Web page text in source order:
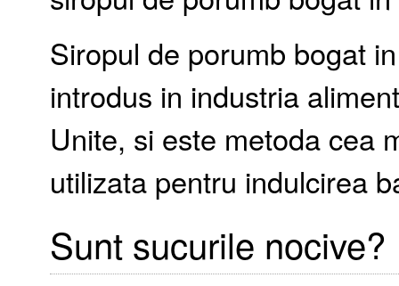
Siropul de porumb bogat
introdus in industria
Unite, si este metoda cea
utilizata pentru indulcirea
Sunt sucurile nocive?